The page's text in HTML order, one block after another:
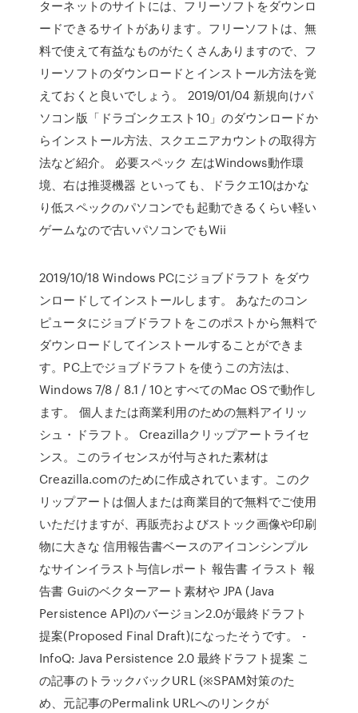
ターネットのサイトには、フリーソフトをダウンロ
ードできるサイトがあります。フリーソフトは、無
料で使えて有益なものがたくさんありますので、フ
リーソフトのダウンロードとインストール方法を覚
えておくと良いでしょう。 2019/01/04 新規向けパ
ソコン版「ドラゴンクエスト10」のダウンロードか
らインストール方法、スクエニアカウントの取得方
法など紹介。 必要スペック 左はWindows動作環
境、右は推奨機器 といっても、ドラクエ10はかな
り低スペックのパソコンでも起動できるくらい軽い
ゲームなので古いパソコンでもWii
2019/10/18 Windows PCにジョブドラフト をダウ
ンロードしてインストールします。 あなたのコン
ピュータにジョブドラフトをこのポストから無料で
ダウンロードしてインストールすることができま
す。PC上でジョブドラフトを使うこの方法は、
Windows 7/8 / 8.1 / 10とすべてのMac OSで動作し
ます。 個人または商業利用のための無料アイリッ
シュ・ドラフト。 Creazillaクリップアートライセ
ンス。このライセンスが付与された素材は
Creazilla.comのために作成されています。このク
リップアートは個人または商業目的で無料でご使用
いただけますが、再販売およびストック画像や印刷
物に大きな 信用報告書ベースのアイコンシンプル
なサインイラスト与信レポート 報告書 イラスト 報
告書 Guiのベクターアート素材や JPA (Java
Persistence API)のバージョン2.0が最終ドラフト
提案(Proposed Final Draft)になったそうです。 -
InfoQ: Java Persistence 2.0 最終ドラフト提案 こ
の記事のトラックバックURL (※SPAM対策のた
め、元記事のPermalink URLへのリンクが